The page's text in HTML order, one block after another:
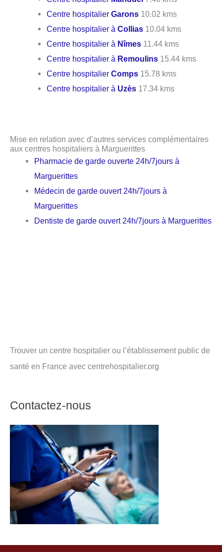
Centre hospitalierGarons 10.02 kms
Centre hospitalier àCollias 10.04 kms
Centre hospitalier à Nîmes 11.44 kms
Centre hospitalier à Remoulins 15.44 kms
Centre hospitalierComps 15.78 kms
Centre hospitalier à Uzès 17.34 kms
Mise en relation avec d’autres services complémentaires
aux centres hospitaliers à Marguerittes
Pharmacie de garde ouverte 24h/7jours à
Marguerittes
Médecin de garde ouvert 24h/7jours à
Marguerittes
Dentiste de garde ouvert 24h/7jours à Marguerittes
Trouver un centre hospitalier ou l’établissement public de
santé en France avec centrehospitalier.org
Contactez-nous